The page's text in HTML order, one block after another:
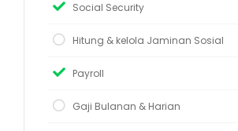
Social Security
Hitung & kelola Jaminan Sosial
Payroll
Gaji Bulanan & Harian